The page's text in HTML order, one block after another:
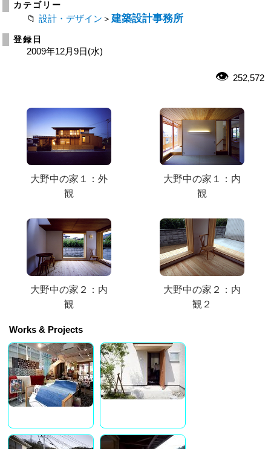
カテゴリー
設計・デザイン ＞ 建築設計事務所
登録日
2009年12月9日(水)
252,572
大野中の家１：外
観
大野中の家１：内
観
大野中の家２：内
観
大野中の家２：内
観２
Works & Projects